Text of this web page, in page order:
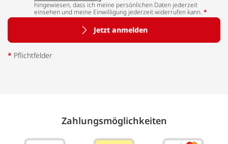
hingewiesen, dass ich meine persönlichen Daten jederzeit
einsehen und meine Einwilligung jederzeit widerrufen kann. *
Jetzt anmelden
* Pflichtfelder
Zahlungs­möglich­keiten